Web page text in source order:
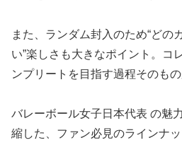
また、ランダム封入のため“どの
い”楽しさも大きなポイント。コ
ンプリートを目指す過程そのも
バレーボール女子日本代表 の魅
縮した、ファン必見のラインナ